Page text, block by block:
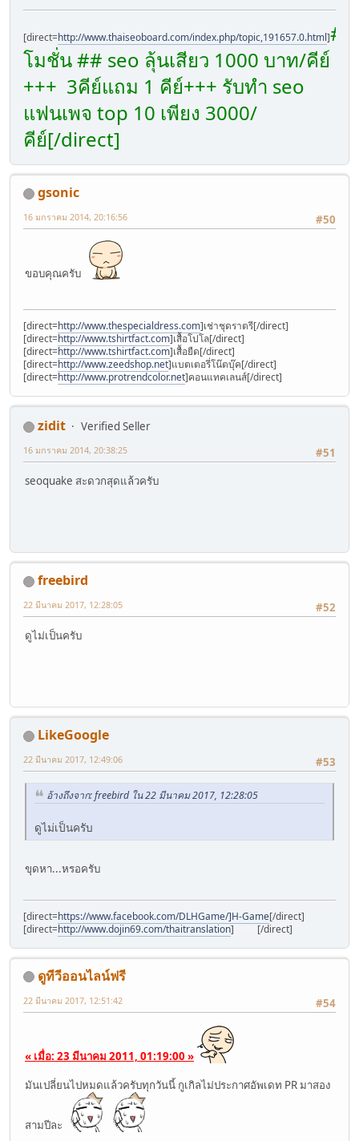
[direct=http://www.thaiseoboard.com/index.php/topic,191657.0.html]##
โมชั่น ## seo ลุ้นเสียว 1000 บาท/คีย์
+++ 3คีย์แถม 1 คีย์+++ รับทำ seo
แฟนเพจ top 10 เพียง 3000/
คีย์[/direct]
gsonic
#50
16 มกราคม 2014, 20:16:56
ขอบคุณครับ
[direct=http://www.thespecialdress.com]เช่าชุดราตรี[/direct]
[direct=http://www.tshirtfact.com]เสื้อโปโล[/direct]
[direct=http://www.tshirtfact.com]เสื้อยืด[/direct]
[direct=http://www.zeedshop.net]แบตเตอรี่โน๊ตบุ๊ค[/direct]
[direct=http://www.protrendcolor.net]คอนแทคเลนส์[/direct]
zidit
Verified Seller
#51
16 มกราคม 2014, 20:38:25
seoquake สะดวกสุดแล้วครับ
freebird
#52
22 มีนาคม 2017, 12:28:05
ดูไม่เป็นครับ
LikeGoogle
#53
22 มีนาคม 2017, 12:49:06
อ้างถึงจาก: freebird ใน 22 มีนาคม 2017, 12:28:05
ดูไม่เป็นครับ
ขุดหา...หรอครับ
[direct=https://www.facebook.com/DLHGame/]H-Game[/direct]
[direct=http://www.dojin69.com/thaitranslation] [/direct]
ดูทีวีออนไลน์ฟรี
#54
22 มีนาคม 2017, 12:51:42
« เมื่อ: 23 มีนาคม 2011, 01:19:00 »
มันเปลี่ยนไปหมดแล้วครับทุกวันนี้ กูเกิลไม่ประกาศอัพเดท PR มาสอง
สามปีละ